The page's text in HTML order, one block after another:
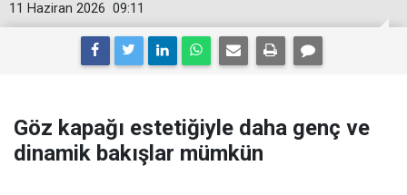
09:11
11 Haziran 2026
Göz kapağı estetiğiyle daha genç ve
dinamik bakışlar mümkün